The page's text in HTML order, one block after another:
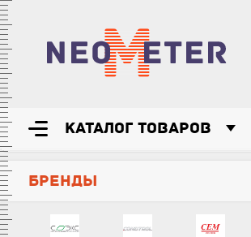
КАТАЛОГ ТОВАРОВ
БРЕНДЫ